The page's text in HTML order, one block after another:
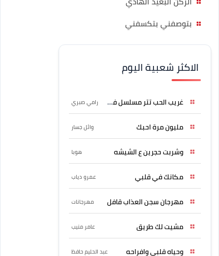
بتوصفني بتكسفني
الاكثر شعبية اليوم
غريب الحب تتر مسلسل فرصة رامي صبري
مليون مرة احبك وائل جسار
وشربت حجرين ع الشيشه هوبا
مكانك في قلبي عمرو دياب
مهرجان سجن العذاب قافل مهرجانات
مشيت لك طريق عامر منيب
وحياه قلبي وافراحه عبد الحليم حافظ